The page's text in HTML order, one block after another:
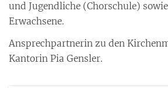
und Jugendliche (Chorschule)
Erwachsene.
Ansprechpartnerin zu den
Kantorin Pia Gensler.